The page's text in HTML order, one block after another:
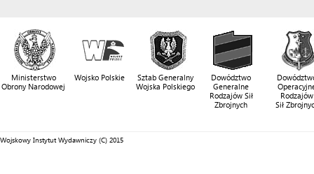
Ministerstwo
Obrony Narodowej
Wojsko Polskie
Sztab Generalny
Wojska Polskiego
Dowództwo
Generalne
Rodzajów Sił
Zbrojnych
Rodzajów
Sił
Wojskowy Instytut Wydawniczy (C) 2015